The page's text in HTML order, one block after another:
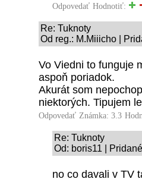
Odpovedať Hodnotiť:
Re: Tuknoty
Od reg.: M.Miiicho |
Vo Viedni to funguje
aspoň poriadok.
Akurát som
niektorých. Tipujem
Odpovedať Známka: 3.3
Re: Tuknoty
Od: boris11 |
no co davali v TV